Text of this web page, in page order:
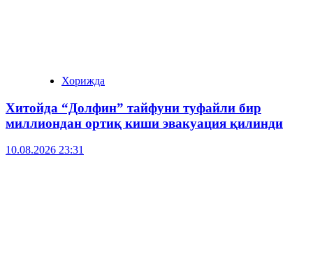
Хорижда
Хитойда “Долфин” тайфуни туфайли бир
миллиондан ортиқ киши эвакуация қилинди
10.08.2026 23:31